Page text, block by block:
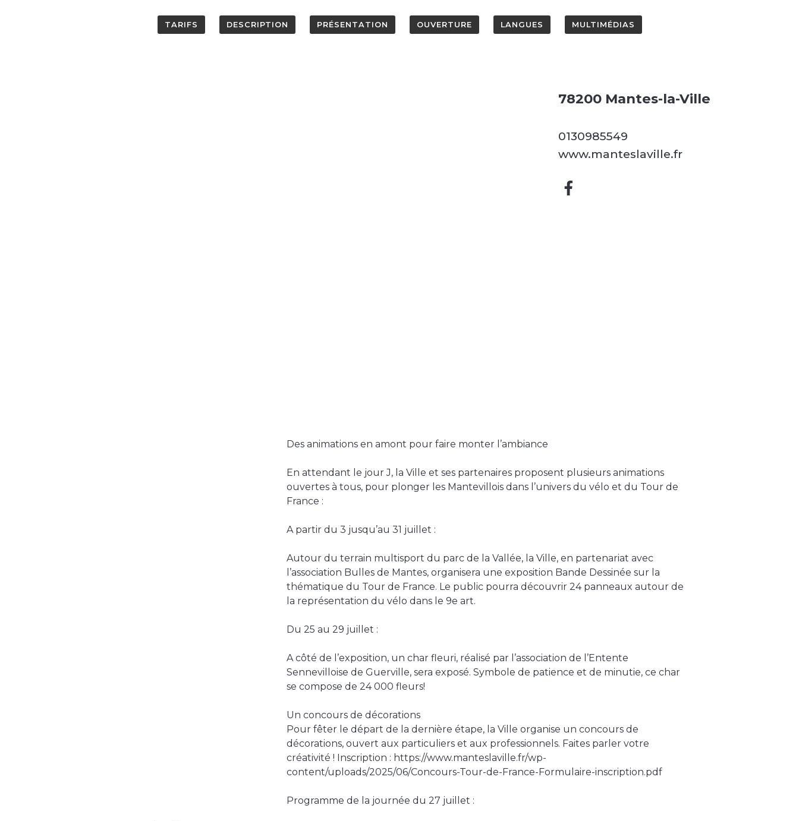
TARIFS DESCRIPTION PRÉSENTATION OUVERTURE LANGUES MULTIMÉDIAS
78200 Mantes-la-Ville
0130985549
www.manteslaville.fr
Des animations en amont pour faire monter l’ambiance
En attendant le jour J, la Ville et ses partenaires proposent plusieurs animations
ouvertes à tous, pour plonger les Mantevillois dans l’univers du vélo et du Tour de
France :
A partir du 3 jusqu’au 31 juillet :
Autour du terrain multisport du parc de la Vallée, la Ville, en partenariat avec
l’association Bulles de Mantes, organisera une exposition Bande Dessinée sur la
thématique du Tour de France. Le public pourra découvrir 24 panneaux autour de
la représentation du vélo dans le 9e art.
Du 25 au 29 juillet :
A côté de l’exposition, un char fleuri, réalisé par l’association de l’Entente
Sennevilloise de Guerville, sera exposé. Symbole de patience et de minutie, ce char
se compose de 24 000 fleurs!
Un concours de décorations
Pour fêter le départ de la dernière étape, la Ville organise un concours de
décorations, ouvert aux particuliers et aux professionnels. Faites parler votre
créativité ! Inscription : https://www.manteslaville.fr/wp-
content/uploads/2025/06/Concours-Tour-de-France-Formulaire-inscription.pdf
Programme de la journée du 27 juillet :